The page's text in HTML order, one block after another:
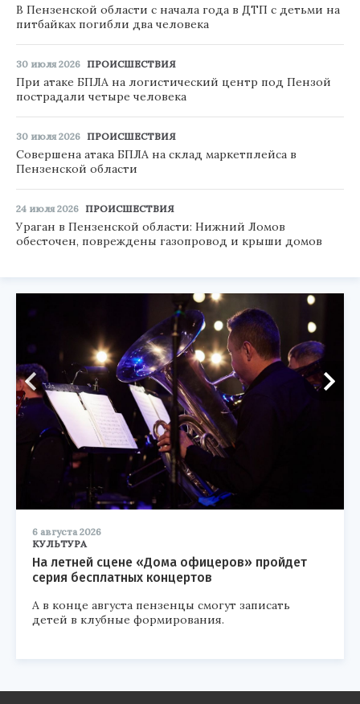
В Пензенской области с начала года в ДТП с детьми на
питбайках погибли два человека
30 июля 2026 ПРОИСШЕСТВИЯ
При атаке БПЛА на логистический центр под Пензой
пострадали четыре человека
30 июля 2026 ПРОИСШЕСТВИЯ
Совершена атака БПЛА на склад маркетплейса в
Пензенской области
24 июля 2026 ПРОИСШЕСТВИЯ
Ураган в Пензенской области: Нижний Ломов
обесточен, повреждены газопровод и крыши домов
6 августа 2026
КУЛЬТУРА
На летней сцене «Дома офицеров» пройдет
серия бесплатных концертов
А в конце августа пензенцы смогут записать
детей в клубные формирования.